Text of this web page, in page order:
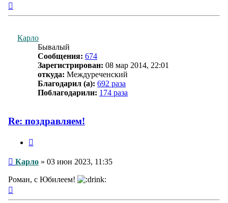
Карло
Бывалый
Сообщения: 674
Зарегистрирован: 08 мар 2014, 22:01
откуда: Междуреченский
Благодарил (а): 692 раза
Поблагодарили: 174 раза
Re: поздравляем!
Сообщение
Карло » 03 июн 2023, 11:35
Роман, с Юбилеем!